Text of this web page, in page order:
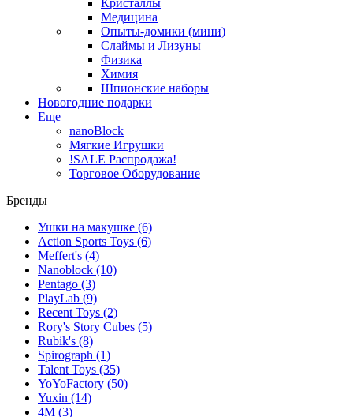
Кристаллы
Медицина
Опыты-домики (мини)
Слаймы и Лизуны
Физика
Химия
Шпионские наборы
Новогодние подарки
Еще
nanoBlock
Мягкие Игрушки
!SALE Распродажа!
Торговое Оборудование
Бренды
Ушки на макушке (6)
Action Sports Toys (6)
Meffert's (4)
Nanoblock (10)
Pentago (3)
PlayLab (9)
Recent Toys (2)
Rory's Story Cubes (5)
Rubik's (8)
Spirograph (1)
Talent Toys (35)
YoYoFactory (50)
Yuxin (14)
4M (3)